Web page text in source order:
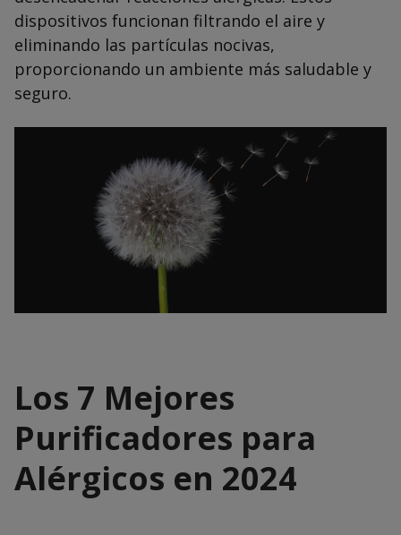
dispositivos funcionan filtrando el aire y
eliminando las partículas nocivas,
proporcionando un ambiente más saludable y
seguro.
Los 7 Mejores
Purificadores para
Alérgicos en 2024